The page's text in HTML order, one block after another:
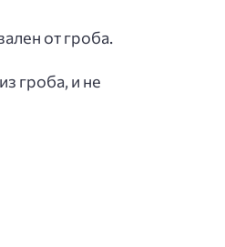
от гроба.
гроба, и не